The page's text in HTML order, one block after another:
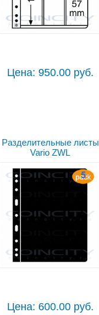
Цена: 950.00 руб.
Разделительные листы
Vario ZWL
Цена: 600.00 руб.